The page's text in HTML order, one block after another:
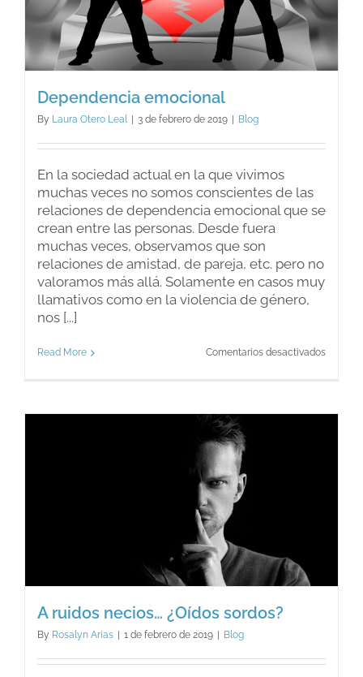
Dependencia emocional
By Laura Otero Leal 3 de febrero de 2019 Blog
En la sociedad actual en la que vivimos
muchas veces no somos conscientes de las
relaciones de dependencia emocional que se
crean entre las personas. Desde fuera
muchas veces, observamos que son
relaciones de amistad, de pareja, etc. pero no
valoramos más allá. Solamente en casos muy
llamativos como en la violencia de género,
nos [...]
Read More Comentarios desactivadosen
A ruidos necios… ¿Oídos sordos?
By Rosalyn Arias 1 de febrero de 2019 Blog